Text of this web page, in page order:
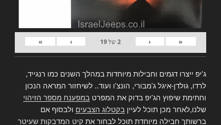
«
‹
2של19
›
»
ג'יפ ייצרו דגמים וחבילות מיוחדות במהלך השנים כמו רנגייד,
לרדו, גולדן-איגל ג'מבורי, הונצ'ו ועוד.. לשיחזור המראה הנכון
וחתימת שיפוץ הג'יפ בדוק את המפרט במפענח מספר הזיהוי
שלנו,לאחר מכן תוכל לעיין בקטלוג הצבעים ולבסוף אם
ברשותך חבילה מיוחדת תוכל לבחור את קיט המדבקות שעיטר